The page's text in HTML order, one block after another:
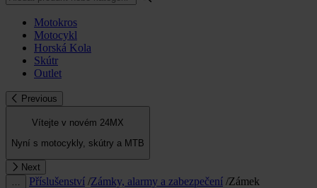
Motokros
Motocykl
Horská Kola
Skútr
Outlet
Previous
Vítejte v novém 24MX
Nyní s motocykly, skútry a MTB
Next
Příslušenství /Zámky, alarmy a zabezpečení /Zámek